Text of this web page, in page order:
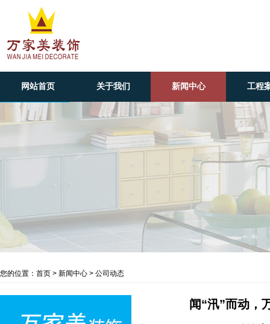
网站首页 关于我们 新闻中心 工程
您的位置：首页 > 新闻中心 > 公司动态
闻“汛”而动，